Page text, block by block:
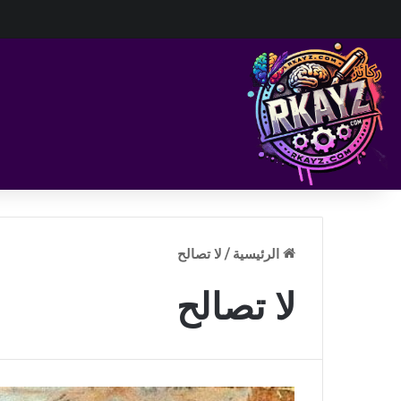
الرئيسية / لا تصالح
لا تصالح